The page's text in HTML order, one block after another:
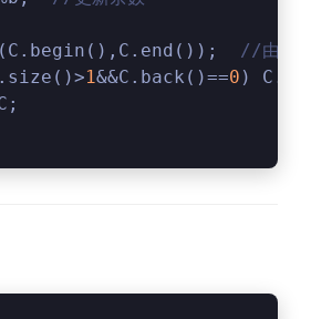
//由于
1&&C.back()==0 )